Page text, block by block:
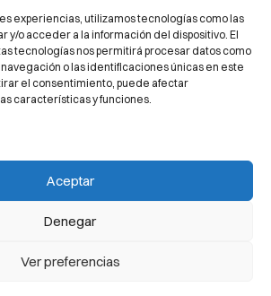
experiencias, utilizamos tecnologías como las
y/o acceder a la información del dispositivo. El
tecnologías nos permitirá procesar datos como
o las identificaciones únicas en este
el consentimiento, puede afectar
características y funciones.
Aceptar
Denegar
Ver preferencias
почему мы на 100%
вам успешную сдачу
Cambridge University